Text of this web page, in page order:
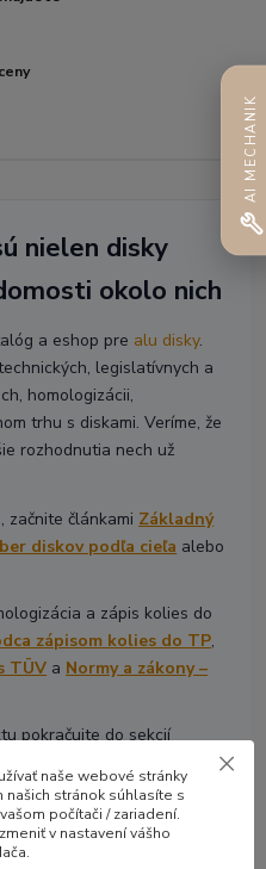
nielen disky
okolo nich
a eshop pre alu disky.
legislatívnych a
homologizácii,
trhu s diskami. Veríme, že
rozhodnutia nech už
začnite článkami Základný
diskov podľa cieľa alebo
a zápis kolies do
zápisom kolies do TP,
TÜV a Normy a zákony –
pokračujte do sekcií
si stránkuPoradíme ti
diskov funguje. Každú
na technickú správnosť,
AI MECHANIK
naše webové stránky
našich stránok súhlasíte s
počítači / zariadení.
v nastavení vášho